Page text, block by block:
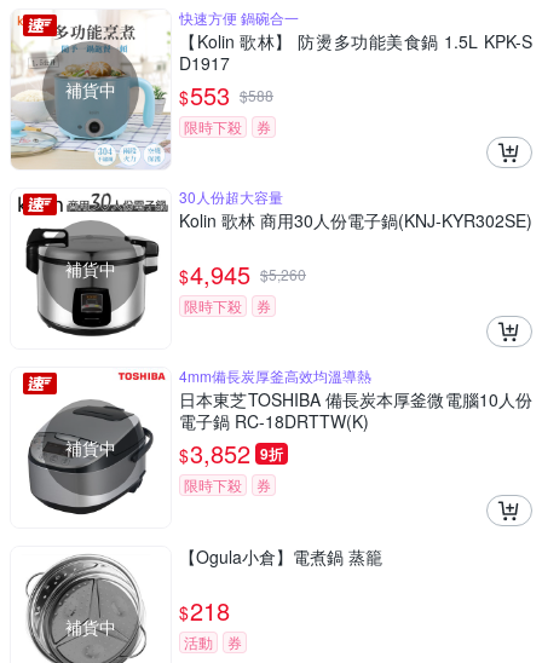
補貨中
快速方便 鍋碗合一
【Kolin 歌林】 防燙多功能美食鍋 1.5L KPK-S
D1917
$553 $588
限時下殺
券
補貨中
30人份超大容量
Kolin 歌林 商用30人份電子鍋(KNJ-KYR302SE)
$4,945 $5,260
限時下殺
券
補貨中
4mm備長炭厚釜高效均溫導熱
日本東芝TOSHIBA 備長炭本厚釜微電腦10人份
電子鍋 RC-18DRTTW(K)
$3,852 9折
限時下殺 券
補貨中
【Ogula小倉】電煮鍋 蒸籠
$218
活動 券